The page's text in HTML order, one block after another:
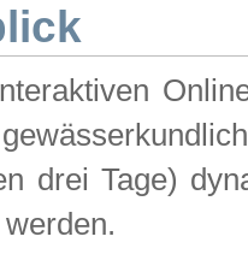
drei Tage)